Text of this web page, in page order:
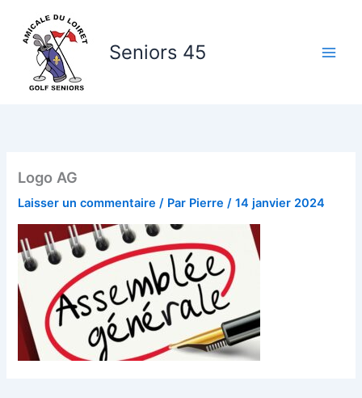
contenu
Seniors 45
Logo AG
Laisser un commentaire / Par Pierre/14 janvier 2024